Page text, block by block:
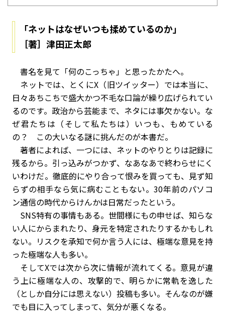
「ネットはなぜいつも揉めているのか」
［著］津田正太郎
書名を見て「何のこっちゃ」と思ったかたへ。
ネットでは、とくにX（旧ツイッター）では本当に、
日々あちこちで盛大かつ不毛な口論が繰り広げられてい
るのです。政治から芸能まで、ネタには事欠かない。な
ぜ君たちは（そして私たちは）いつも、もめている
の？ この大いなる謎に挑んだのが本書だ。
著者によれば、一つには、ネットのやりとりは記録に
残るから。引っ込みがつかず、なあなあで終わらせにく
いわけだ。徹底的にやり合って恨みを買っても、見ず知
らずの相手なら気に病むこともない。30年前のパソコ
ン通信の時代からけんかは日常だったという。
SNS特有の事情もある。世間様にもの申せば、知らな
い人にからまれたり、身元を特定されたりするかもしれ
ない。リスクを承知で何か言う人には、極端な意見を持
った極端な人も多い。
そしてXでは次から次に情報が流れてくる。意見が違
う上に極端な人の、攻撃的で、明らかに常軌を逸した
（としか自分には思えない）投稿も多い。そんなのが嫌
でも目に入ってしまって、気分が悪くなる。